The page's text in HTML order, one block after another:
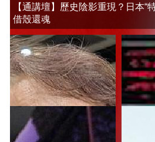
【通講壇】歷史陰影重現？日本“
借殼還魂